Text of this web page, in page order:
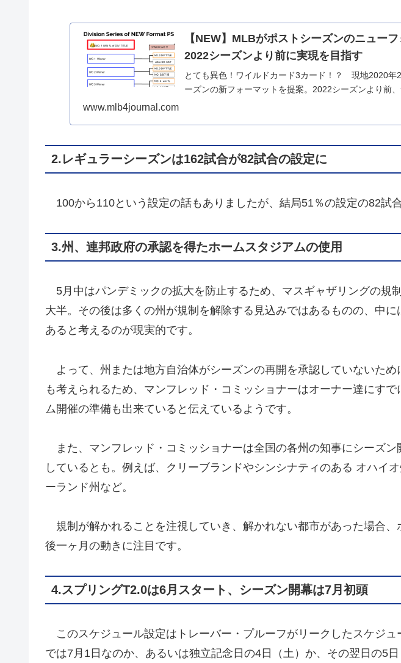
【NEW】MLBがポストシーズンのニュー
2022シーズンより前に実現を目指す
とても異色！ワイルドカード3カード！？ 現地2020年
ーズンの新フォーマットを提案。2022シーズンより前
www.mlb4journal.com
2.レギュラーシーズンは162試合が82試合の設定に
100から110という設定の話もありましたが、結局51％の設定の82試合
3.州、連邦政府の承認を得たホームスタジアムの使用
5月中はパンデミックの拡大を防止するため、マスギャザリングの規
大半。その後は多くの州が規制を解除する見込みではあるものの、中に
あると考えるのが現実的です。
よって、州または地方自治体がシーズンの再開を承認していないため
も考えられるため、マンフレッド・コミッショナーはオーナー達にす
ム開催の準備も出来ていると伝えているようです。
また、マンフレッド・コミッショナーは全国の各州の知事にシーズン
しているとも。例えば、クリーブランドやシンシナティのある オハイ
ーランド州など。
規制が解かれることを注視していき、解かれない都市があった場合、
後一ヶ月の動きに注目です。
4.スプリングT2.0は6月スタート、シーズン開幕は7月初頭
このスケジュール設定はトレーバー・プルーフがリークしたスケジュ
では7月1日なのか、あるいは独立記念日の4日（土）か、その翌日の5